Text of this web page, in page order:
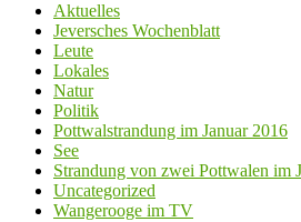
Aktuelles
Jeversches Wochenblatt
Leute
Lokales
Natur
Politik
Pottwalstrandung im Januar 2016
See
Strandung von zwei Pottwalen im
Uncategorized
Wangerooge im TV